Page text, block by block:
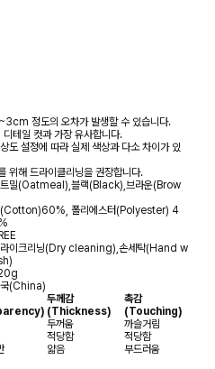
정도의 오차가 발생할 수 있습니다.
테일 컷과 가장 유사합니다.
도 설정에 따라 실제 색상과 다소 차이가 있
위해 드라이클리닝을 권장합니다.
밀(Oatmeal),블랙(Black),브라운(Brow
(Cotton)60%, 폴리에스터(Polyester) 4
라이크리닝(Dry cleaning),손세탁(Hand w
(China)
두께감
(Thickness)
촉감
(Touching)
두꺼움
까슬거림
적당함
적당함
얇음
부드러움